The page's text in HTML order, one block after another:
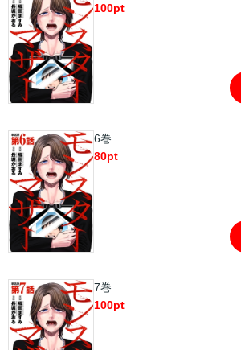
100pt
6巻
80pt
7巻
100pt